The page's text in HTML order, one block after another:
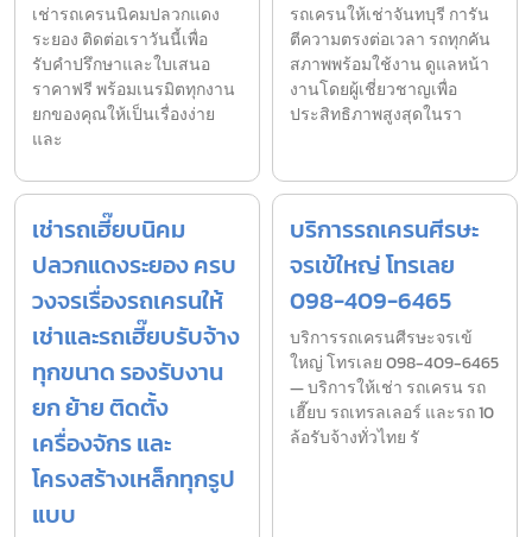
เช่ารถเครนนิคมปลวกแดง
ระยอง ติดต่อเราวันนี้เพื่อ
รับคำปรึกษาและใบเสนอ
ราคาฟรี พร้อมเนรมิตทุกงาน
ยกของคุณให้เป็นเรื่องง่าย
และ
รถเครนให้เช่าจันทบุรี การัน
ตีความตรงต่อเวลา รถทุกคัน
สภาพพร้อมใช้งาน ดูแลหน้า
งานโดยผู้เชี่ยวชาญเพื่อ
ประสิทธิภาพสูงสุดในรา
เช่ารถเฮี๊ยบนิคม
ปลวกแดงระยอง ครบ
วงจรเรื่องรถเครนให้
เช่าและรถเฮี๊ยบรับจ้าง
ทุกขนาด รองรับงาน
ยก ย้าย ติดตั้ง
เครื่องจักร และ
โครงสร้างเหล็กทุกรูป
แบบ
บริการรถเครนศีรษะ
จรเข้ใหญ่ โทรเลย
098-409-6465
บริการรถเครนศีรษะจรเข้
ใหญ่ โทรเลย 098-409-6465
— บริการให้เช่า รถเครน รถ
เฮี๊ยบ รถเทรลเลอร์ และรถ 10
ล้อรับจ้างทั่วไทย รั